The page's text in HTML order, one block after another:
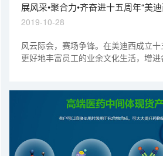
展风采•聚合力•齐奋进十五周年“美
热开赛
2019-10-28
风云际会，赛场争锋。在美迪西成立
更好地丰富员工的业余文化生活，增